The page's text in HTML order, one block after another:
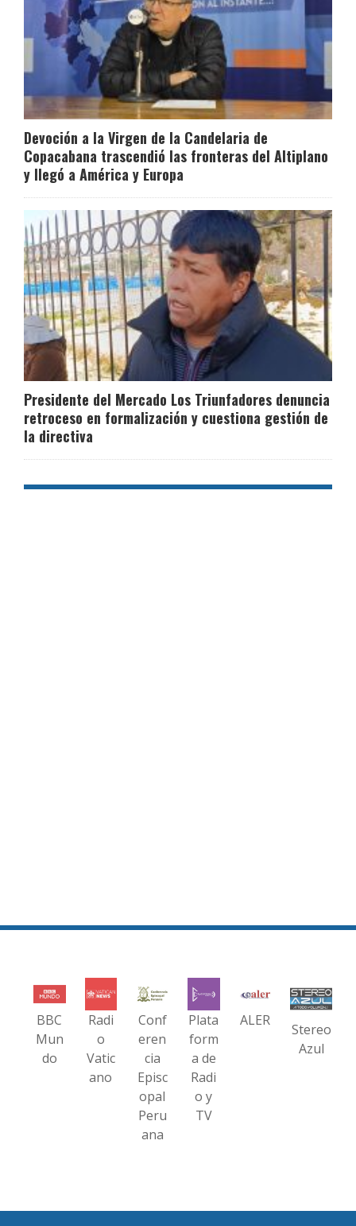
Devoción a la Virgen de la Candelaria de
Copacabana trascendió las fronteras del Altiplano
y llegó a América y Europa
Presidente del Mercado Los Triunfadores denuncia
retroceso en formalización y cuestiona gestión de
la directiva
BBC
Mun
do
Radi
o
Vatic
ano
Conf
eren
cia
Episc
opal
Peru
ana
Plata
form
a de
Radi
o y
TV
ALER
Stereo
Azul